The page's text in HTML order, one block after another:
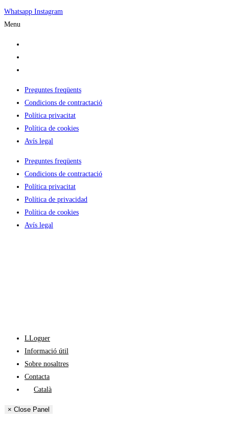
Whatsapp Instagram
Menu
Preguntes freqüents
Condicions de contractació
Política privacitat
Política de cookies
Avís legal
Preguntes freqüents
Condicions de contractació
Política privacitat
Política de privacidad
Política de cookies
Avís legal
LLoguer
Informació útil
Sobre nosaltres
Contacta
Català
× Close Panel